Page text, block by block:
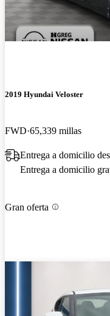
2019 Hyundai Veloster
FWD 65,339 millas
Entrega a domicilio
Entrega a domicilio
Gran oferta